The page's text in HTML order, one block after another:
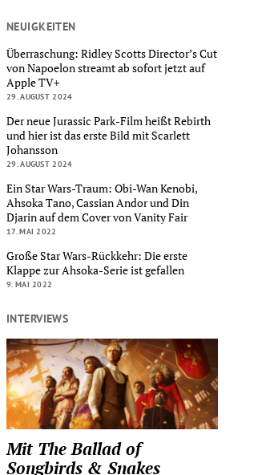
NEUIGKEITEN
Überraschung: Ridley Scotts Director’s Cut
von Napoelon streamt ab sofort jetzt auf
Apple TV+
29. AUGUST 2024
Der neue Jurassic Park-Film heißt Rebirth
und hier ist das erste Bild mit Scarlett
Johansson
29. AUGUST 2024
Ein Star Wars-Traum: Obi-Wan Kenobi,
Ahsoka Tano, Cassian Andor und Din
Djarin auf dem Cover von Vanity Fair
17. MAI 2022
Große Star Wars-Rückkehr: Die erste
Klappe zur Ahsoka-Serie ist gefallen
9. MAI 2022
INTERVIEWS
Mit The Ballad of
Songbirds & Snakes